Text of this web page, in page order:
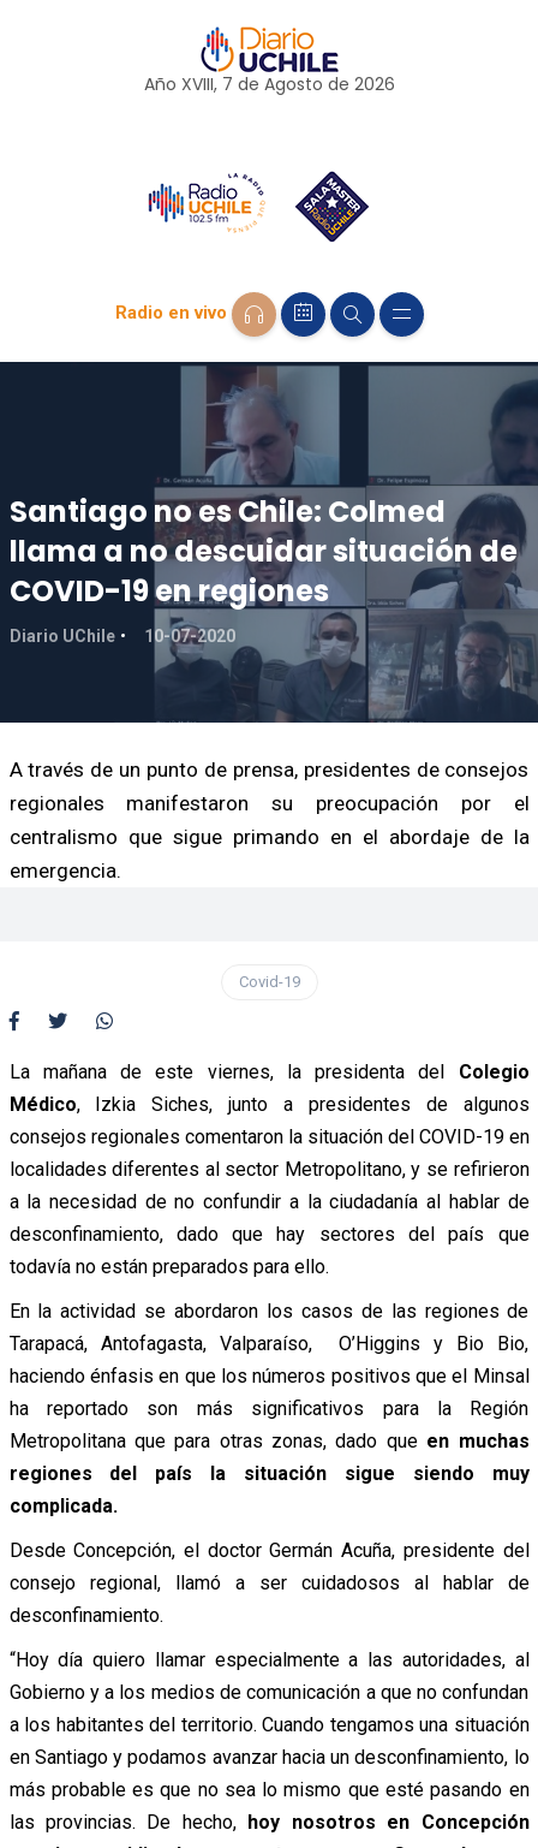
Año XVIII, 7 de Agosto de 2026
Radio en vivo
Santiago no es Chile: Colmed
llama a no descuidar situación de
COVID-19 en regiones
Diario UChile 10-07-2020
A través de un punto de prensa, presidentes de consejos
regionales manifestaron su preocupación por el
centralismo que sigue primando en el abordaje de la
emergencia.
Covid-19
La mañana de este viernes, la presidenta del Colegio
Médico, Izkia Siches, junto a presidentes de algunos
consejos regionales comentaron la situación del COVID-19 en
localidades diferentes al sector Metropolitano, y se refirieron
a la necesidad de no confundir a la ciudadanía al hablar de
desconfinamiento, dado que hay sectores del país que
todavía no están preparados para ello.
En la actividad se abordaron los casos de las regiones de
Tarapacá, Antofagasta, Valparaíso, O’Higgins y Bio Bio,
haciendo énfasis en que los números positivos que el Minsal
ha reportado son más significativos para la Región
Metropolitana que para otras zonas, dado que en muchas
regiones del país la situación sigue siendo muy
complicada.
Desde Concepción, el doctor Germán Acuña, presidente del
consejo regional, llamó a ser cuidadosos al hablar de
desconfinamiento.
“Hoy día quiero llamar especialmente a las autoridades, al
Gobierno y a los medios de comunicación a que no confundan
a los habitantes del territorio. Cuando tengamos una situación
en Santiago y podamos avanzar hacia un desconfinamiento, lo
más probable es que no sea lo mismo que esté pasando en
las provincias. De hecho, hoy nosotros en Concepción